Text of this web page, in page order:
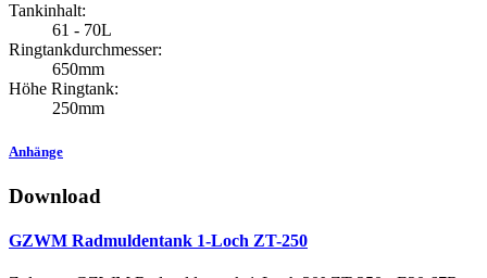
Tankinhalt:
61 - 70L
Ringtankdurchmesser:
650mm
Höhe Ringtank:
250mm
Anhänge
Download
GZWM Radmuldentank 1-Loch ZT-250